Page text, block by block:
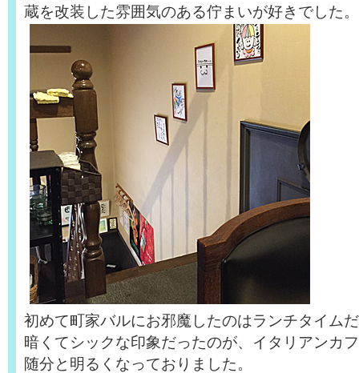
蔵を改装した雰囲気のある佇まいが好きでした。
初めて町家バルにお邪魔したのはランチタイム
暗くてシックな印象だったのが、イタリアンカ
随分と明るくなっておりました。